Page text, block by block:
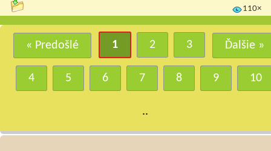
110×
Ďalšie »
« Predošlé 1 2 3
4 5 6 7 8 9 10
..